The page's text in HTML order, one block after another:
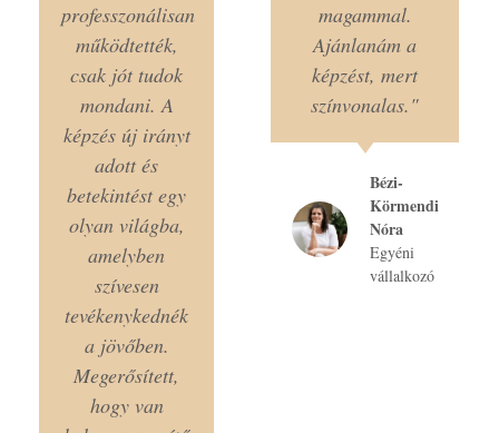
professzonálisan
működtették,
csak jót tudok
mondani. A
képzés új irányt
adott és
betekintést egy
olyan világba,
amelyben
szívesen
tevékenykednék
a jövőben.
Megerősített,
hogy van
magammal.
Ajánlanám a
képzést, mert
színvonalas."
Bézi-
Körmendi
Nóra
Egyéni
vállalkozó